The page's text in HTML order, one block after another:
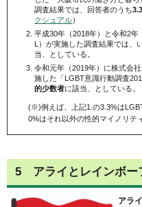
調査結果では、回答者のうち
クシュアル）
平成30年（2018年）と令和2
L）が実施した調査結果では、
当、としている。
令和元年（2019年）に株式会
施した「LGBT意識行動調査
的少数者に該当、としている。
(※)例えば、上記1.の3.3%は
0%はそれ以外の性的マイノリテ
5 アライとレインボー
アラ